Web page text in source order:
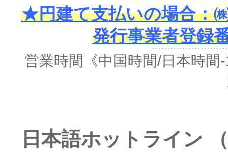
★円建て支払いの場合：
発行事業者登録
営業時間《中国時間/日本時間
日本語ホットライン